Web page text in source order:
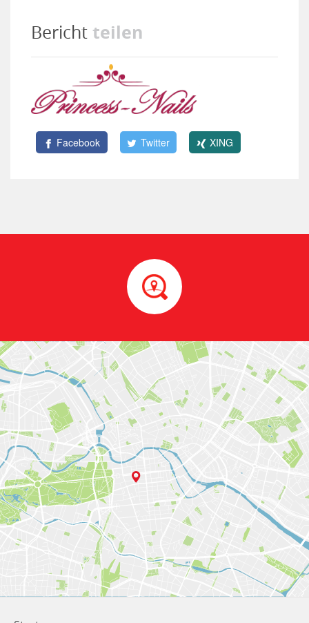
Bericht teilen
Facebook Twitter XING